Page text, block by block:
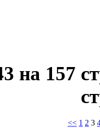
на 157
<< 1 2 3